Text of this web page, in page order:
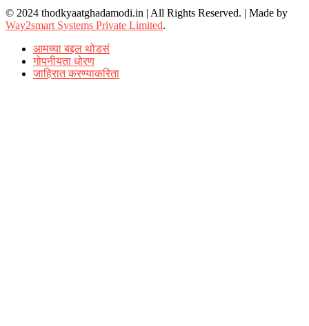
© 2024 thodkyaatghadamodi.in | All Rights Reserved. | Made by
Way2smart Systems Private Limited.
आमच्या बद्दल थोडसं
गोपनीयता धोरण
जाहिरात करण्याकरिता